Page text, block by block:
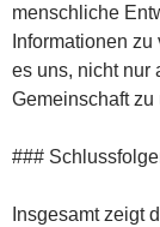
menschliche
Informationen
es uns, nicht nur
Gemeinschaft
###
Insgesamt zeigt